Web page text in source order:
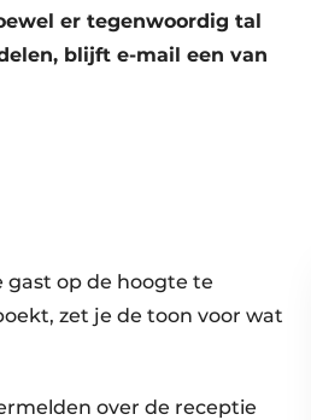
er tegenwoordig tal
blijft e-mail een van
gast op de hoogte te
zet je de toon voor wat
over de receptie